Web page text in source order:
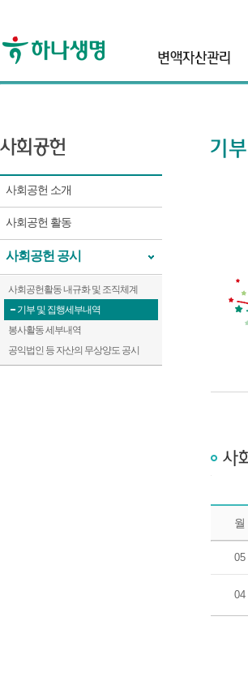
사회공헌 소개
사회공헌 활동
사회공헌 공시
사회공헌활동 내규화 및 조직체계
기부 및 집행세부내역
봉사활동 세부내역
공익법인 등 자산의 무상양도 공시
월
05
04